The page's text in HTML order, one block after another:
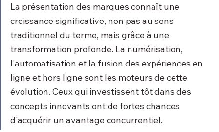
La présentation des marques connaît une
croissance significative, non pas au sens
traditionnel du terme, mais grâce à une
transformation profonde. La numérisation,
l'automatisation et la fusion des expériences en
ligne et hors ligne sont les moteurs de cette
évolution. Ceux qui investissent tôt dans des
concepts innovants ont de fortes chances
d'acquérir un avantage concurrentiel.